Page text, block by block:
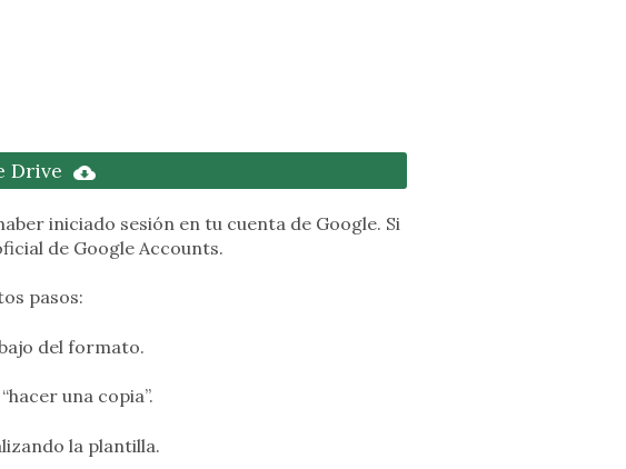
Drive
iniciado sesión en tu cuenta de Google. Si
de Google Accounts.
pasos:
del formato.
una copia”.
la plantilla.